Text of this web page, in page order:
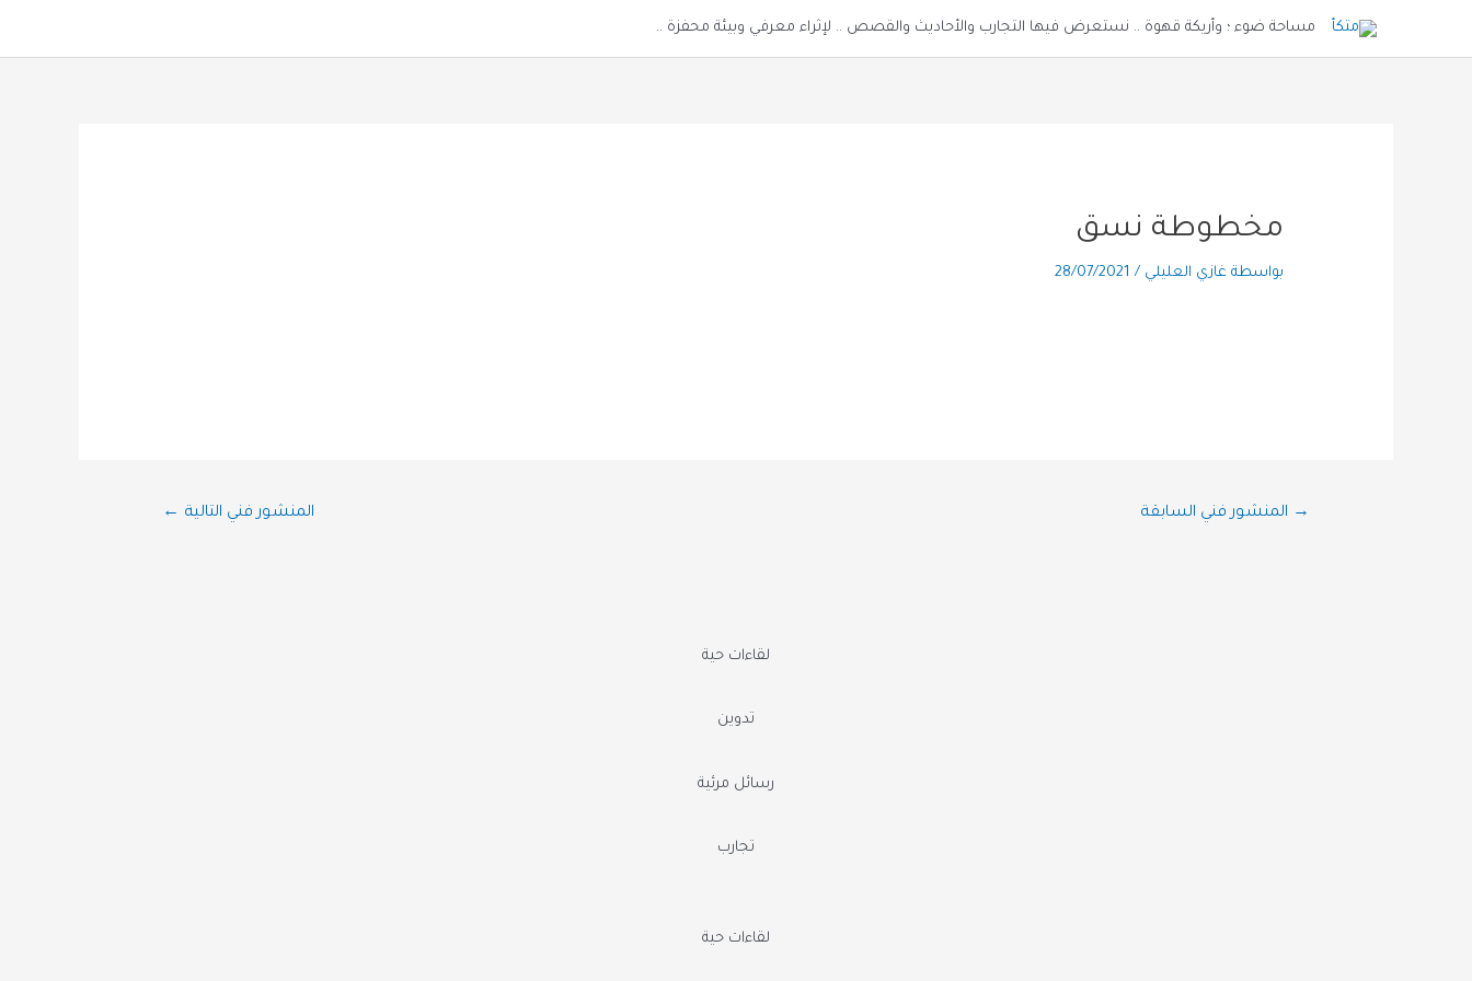
مساحة ضوء ؛ وأريكة قهوة .. نستعرض فيها التجارب والأحاديث والقصص .. لإثراء معرفي وبيئة محفزة ..
مخطوطة نسق
بواسطة غازي العليلي/
28/07/2021
→ المنشور فني السابقة المنشور فني التالية ←
لقاءات حية
تدوين
رسائل مرئية
تجارب
لقاءات حية